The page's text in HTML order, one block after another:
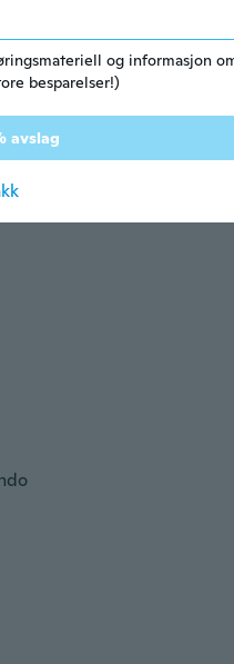
og informasjon
besparelser!)
avslag